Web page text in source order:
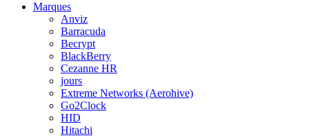
Marques
Anviz
Barracuda
Becrypt
BlackBerry
Cezanne HR
jours
Extreme Networks (Aerohive)
Go2Clock
HID
Hitachi